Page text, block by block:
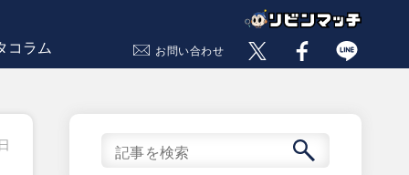
コラム お問い合わせ